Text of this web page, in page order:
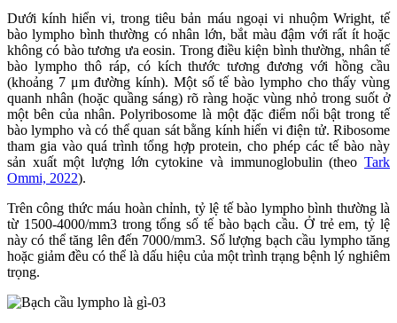
Dưới kính hiển vi, trong tiêu bản máu ngoại vi nhuộm Wright, tế
bào lympho bình thường có nhân lớn, bắt màu đậm với rất ít hoặc
không có bào tương ưa eosin. Trong điều kiện bình thường, nhân tế
bào lympho thô ráp, có kích thước tương đương với hồng cầu
(khoảng 7 μm đường kính). Một số tế bào lympho cho thấy vùng
quanh nhân (hoặc quầng sáng) rõ ràng hoặc vùng nhỏ trong suốt ở
một bên của nhân. Polyribosome là một đặc điểm nổi bật trong tế
bào lympho và có thể quan sát bằng kính hiển vi điện tử. Ribosome
tham gia vào quá trình tổng hợp protein, cho phép các tế bào này
sản xuất một lượng lớn cytokine và immunoglobulin (theo Tark
Ommi, 2022).
Trên công thức máu hoàn chỉnh, tỷ lệ tế bào lympho bình thường là
từ 1500-4000/mm3 trong tổng số tế bào bạch cầu. Ở trẻ em, tỷ lệ
này có thể tăng lên đến 7000/mm3. Số lượng bạch cầu lympho tăng
hoặc giảm đều có thể là dấu hiệu của một trình trạng bệnh lý nghiêm
trọng.